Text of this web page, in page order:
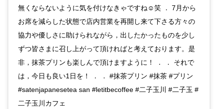
無くならないように気を付けなきゃですね☺︎笑 ． 7月から
お席を減らした状態で店内営業を再開し来て下さる方々の
協力や優しさに助けられながら，出したかったものを少し
ずつ皆さまに召し上がって頂ければと考えております。是
非，抹茶プリンも楽しんで頂けますように！ ． ． それで
は，今日も良い1日を！ ． ． #抹茶プリン #抹茶 #プリン
#satenjapanesetea san #letitbecoffee #二子玉川 #二子玉 #
二子玉川カフェ